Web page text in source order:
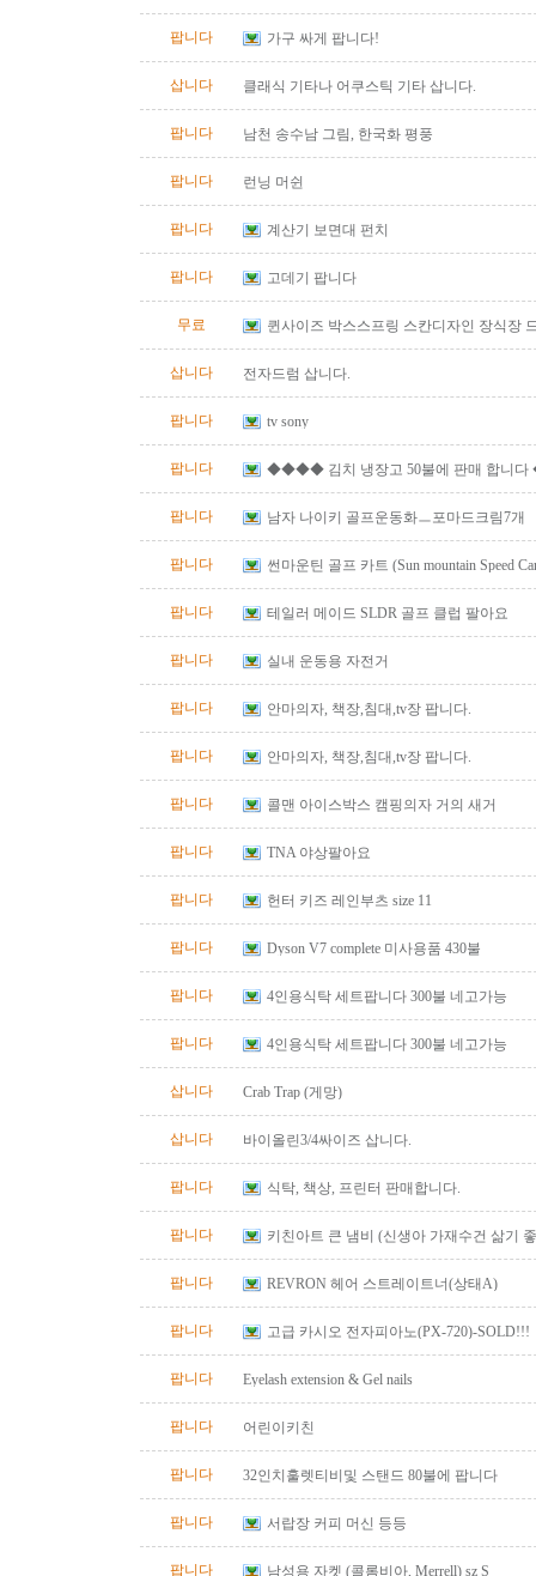
팝니다 가구 싸게 팝니다!
삽니다 클래식 기타나 어쿠스틱 기타 삽니다.
팝니다 남천 송수남 그림, 한국화 평풍
팝니다 런닝 머쉰
팝니다 계산기 보면대 펀치
팝니다 고데기 팝니다
무료 퀸사이즈 박스스프링 스칸디자인 장식장
삽니다 전자드럼 삽니다.
팝니다 tv sony
팝니다 ◆◆◆◆ 김치 냉장고 50불에 판매 합니
팝니다 남자 나이키 골프운동화ㅡ포마드크림7개
팝니다 썬마운틴 골프 카트 (Sun mountain Speed
팝니다 테일러 메이드 SLDR 골프 클럽 팔아요
팝니다 실내 운동용 자전거
팝니다 안마의자, 책장,침대,tv장 팝니다.
팝니다 안마의자, 책장,침대,tv장 팝니다.
팝니다 콜맨 아이스박스 캠핑의자 거의 새거
팝니다 TNA 야상팔아요
팝니다 헌터 키즈 레인부츠 size 11
팝니다 Dyson V7 complete 미사용품 430불
팝니다 4인용식탁 세트팝니다 300불 네고가능
팝니다 4인용식탁 세트팝니다 300불 네고가능
삽니다 Crab Trap (게망)
삽니다 바이올린3/4싸이즈 삽니다.
팝니다 식탁, 책상, 프린터 판매합니다.
팝니다 키친아트 큰 냄비 (신생아 가재수건 삶기
팝니다 REVRON 헤어 스트레이트너(상태A)
팝니다 고급 카시오 전자피아노(PX-720)-SOLD!!!
팝니다 Eyelash extension & Gel nails
팝니다 어린이키친
팝니다 32인치훌렛티비및 스탠드 80불에 팝니다
팝니다 서랍장 커피 머신 등등
팝니다 남성용 자켓 (콜롬비아, Merrell) sz S